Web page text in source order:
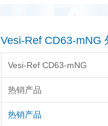
Berry & Associates
LGC Maine
Vesi-Ref CD63-mNG
Vesi-Ref CD63-mNG
热销产品
热销产品